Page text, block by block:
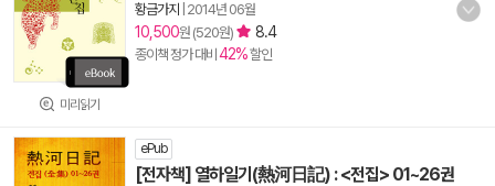
미리읽기
황금가지
2014년 06월
10,500원 (520원) 8.4
종이책 정가 대비 42%할인
ePub
[전자책] 열하일기(熱河日記) : <전집> 01~26권